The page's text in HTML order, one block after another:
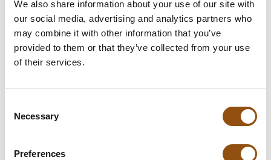
We also share information about your use of our site with
our social media, advertising and analytics partners who
may combine it with other information that you’ve
provided to them or that they’ve collected from your use
of their services.
Selection
Necessary
Preferences
Een zoete afsluiting van het zakelijke